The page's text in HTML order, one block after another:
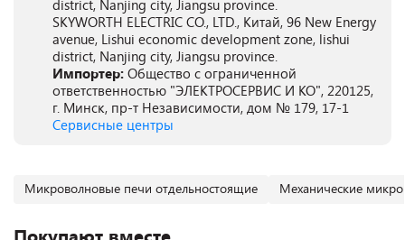
district, Nanjing city, Jiangsu province.
SKYWORTH ELECTRIC CO., LTD., Китай, 96 New Energy
avenue, Lishui economic development zone, lishui
district, Nanjing city, Jiangsu province.
Импортер: Общество с ограниченной
ответственностью "ЭЛЕКТРОСЕРВИС И КО", 220125,
г. Минск, пр-т Независимости, дом № 179, 17-1
Сервисные центры
Микроволновые печи отдельностоящие Механические